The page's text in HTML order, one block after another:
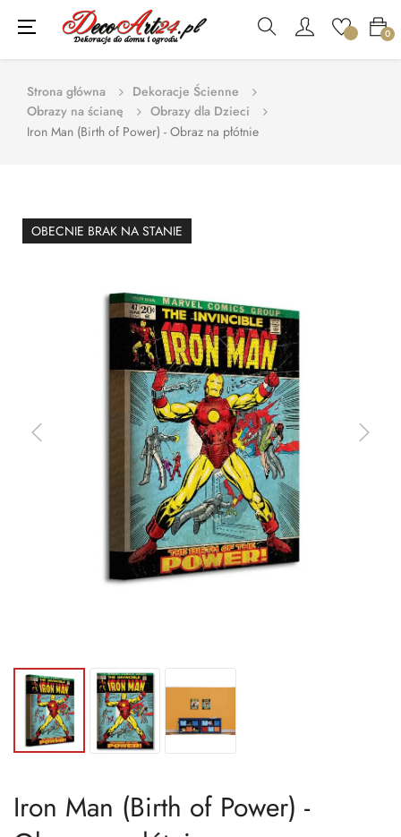
0
Toggle
navigation
☰
Strona główna
Dekoracje Ścienne
Obrazy na ścianę
Obrazy dla Dzieci
Iron Man (Birth of Power) - Obraz na płótnie
OBECNIE BRAK NA STANIE
Iron Man (Birth of Power) -